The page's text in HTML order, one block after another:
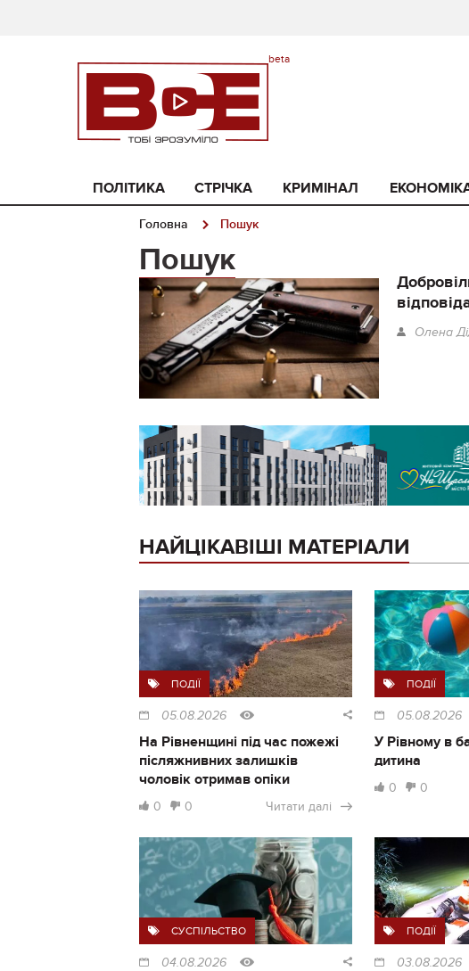
ПОЛІТИКА СТРІЧКА КРИМІНАЛ
Головна Пошук
Пошук
Олена
НАЙЦІКАВІШІ МАТЕРІАЛИ
ПОДІЇ
05.08.2026
На Рівненщині під час пожежі
післяжнивних залишків
чоловік отримав опіки
0 0 Читати далі
ПОДІЇ
05.08.2026
У Рівному в
дитина
0 0
СУСПІЛЬСТВО
04.08.2026
ПОДІЇ
03.08.2026